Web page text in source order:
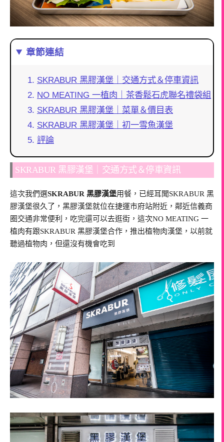
章節連結
SKRABUR 黑膠漢堡｜交通方式＆停車資訊
NO MEATING 一植肉｜茶香鬆石虎聯名禮袋組
SKRABUR 黑膠漢堡｜菜單＆價目表
SKRABUR 黑膠漢堡｜初一雪魚漢堡
評論
SKRABUR 黑膠漢堡｜交通方式＆停車資訊
這次我們選SKRABUR 黑膠漢堡用餐，已經耳聞SKRABUR 黑
膠漢堡很久了，黑膠漢堡就位在捷運市府站附近，鄰近信義商
圈交通非常便利，吃完還可以去逛街，這次NO MEATING 一
植肉有跟SKRABUR 黑膠漢堡合作，推出植物肉漢堡，以前就
聽過植物肉，但還沒有機會吃到